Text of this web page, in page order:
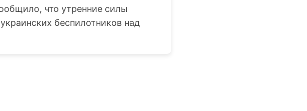
что утренние силы
беспилотников над